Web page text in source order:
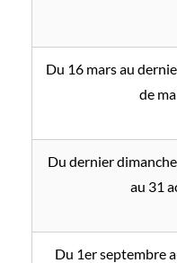
Du 16 mars au
de
Du dernier
au 31
Du 1er septembre